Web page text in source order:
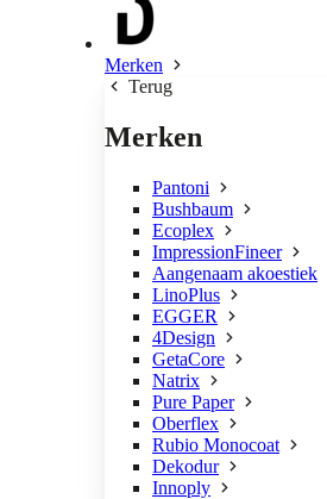
Merken
Terug
Merken
Pantoni
Bushbaum
Ecoplex
ImpressionFineer
Aangenaam akoestiek
LinoPlus
EGGER
4Design
GetaCore
Natrix
Pure Paper
Oberflex
Rubio Monocoat
Dekodur
Innoply